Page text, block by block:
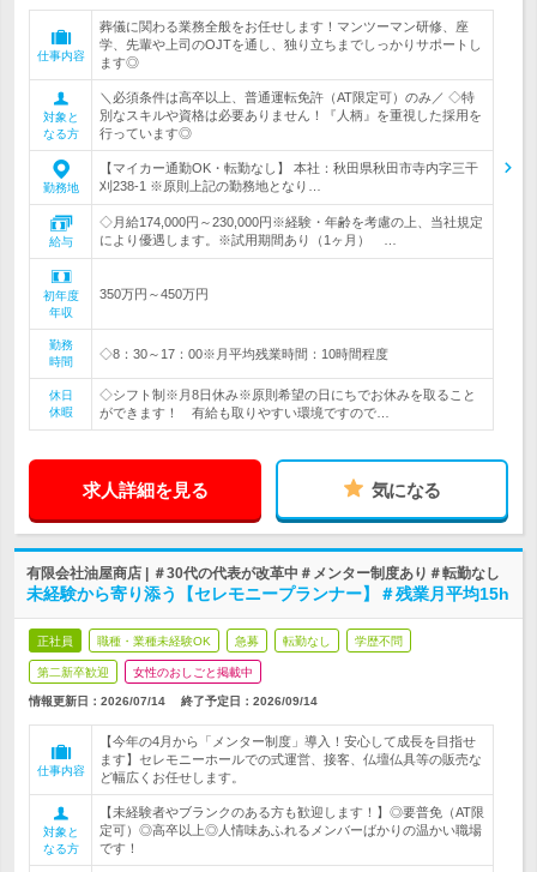
仕事内容
葬儀に関わる業務全般をお任せします！マンツーマン研修、座
学、先輩や上司のOJTを通し、独り立ちまでしっかりサポートし
ます◎
対象と
なる方
＼必須条件は高卒以上、普通運転免許（AT限定可）のみ／ ◇特
別なスキルや資格は必要ありません！『人柄』を重視した採用を
行っています◎
勤務地
【マイカー通勤OK・転勤なし】 本社：秋田県秋田市寺内字三干
刈238-1 ※原則上記の勤務地となり…
給与
◇月給174,000円～230,000円※経験・年齢を考慮の上、当社規定
により優遇します。※試用期間あり（1ヶ月） …
初年度
年収
350万円～450万円
勤務
時間
◇8：30～17：00※月平均残業時間：10時間程度
休日
休暇
◇シフト制※月8日休み※原則希望の日にちでお休みを取ること
ができます！ 有給も取りやすい環境ですので…
求人詳細を見る 気になる
有限会社油屋商店 | ＃30代の代表が改革中＃メンター制度あり＃転勤なし
未経験から寄り添う【セレモニープランナー】＃残業月平均15h
正社員 職種・業種未経験OK 急募 転勤なし 学歴不問
第二新卒歓迎 女性のおしごと掲載中
情報更新日：2026/07/14 終了予定日： 2026/09/14
仕事内容
【今年の4月から「メンター制度」導入！安心して成長を目指せ
ます】セレモニーホールでの式運営、接客、仏壇仏具等の販売な
ど幅広くお任せします。
対象と
なる方
【未経験者やブランクのある方も歓迎します！】◎要普免（AT限
定可）◎高卒以上◎人情味あふれるメンバーばかりの温かい職場
です！